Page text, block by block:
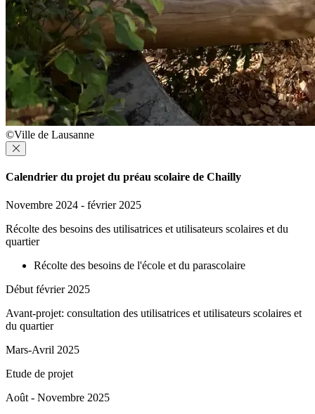
©Ville de Lausanne
Calendrier du projet du préau scolaire de Chailly
Novembre 2024 - février 2025
Récolte des besoins des utilisatrices et utilisateurs scolaires et du
quartier
Récolte des besoins de l'école et du parascolaire
Début février 2025
Avant-projet: consultation des utilisatrices et utilisateurs scolaires et
du quartier
Mars-Avril 2025
Etude de projet
Août - Novembre 2025